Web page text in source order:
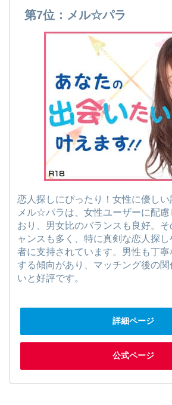
第7位：メル☆パラ
恋人探しにぴったり！女性に優し
メル☆パラは、女性ユーザーに配慮
おり、男女比のバランスも良好。
ャンスも多く、特に真剣な恋人探
者に支持されています。男性も丁
する傾向があり、マッチング後の
いと好評です。
詳細ページ
公式ページ